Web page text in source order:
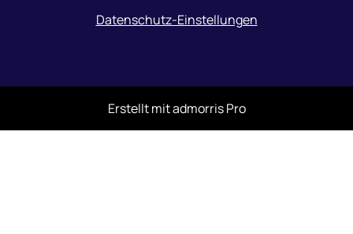
Datenschutz-Einstellungen
Erstellt mitadmorris Pro